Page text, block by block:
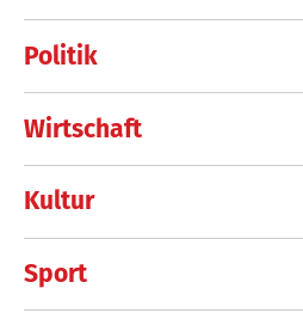
Politik
Wirtschaft
Kultur
Sport